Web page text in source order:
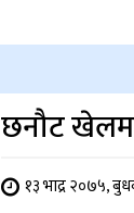
छनौट
१३ भाद्र २०७५,